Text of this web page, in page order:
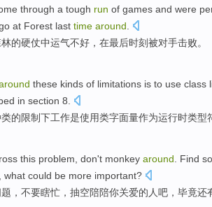
through a tough run of games and were
at Forest last time around.
的硬仗中运气不好 ， 在最后时刻被对手击败。
these kinds of limitations is to use class
in section 8
的限制下工作是使用类字面量作为运行时类型
this problem don't monkey around Find
what could be more important?
， 不要瞎忙， 抽空陪陪你关爱的 人吧， 毕竟还